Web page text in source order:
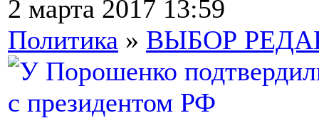
2 марта 2017 13:59
Политика » ВЫБОР